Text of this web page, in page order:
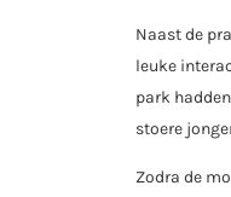
Naast de
leuke
park
stoere
Zodra de